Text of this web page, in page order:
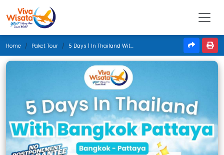
Home Paket Tour 5 Days | In Thailand With Bangkok Pattaya | Juli 2025 | Denpasar